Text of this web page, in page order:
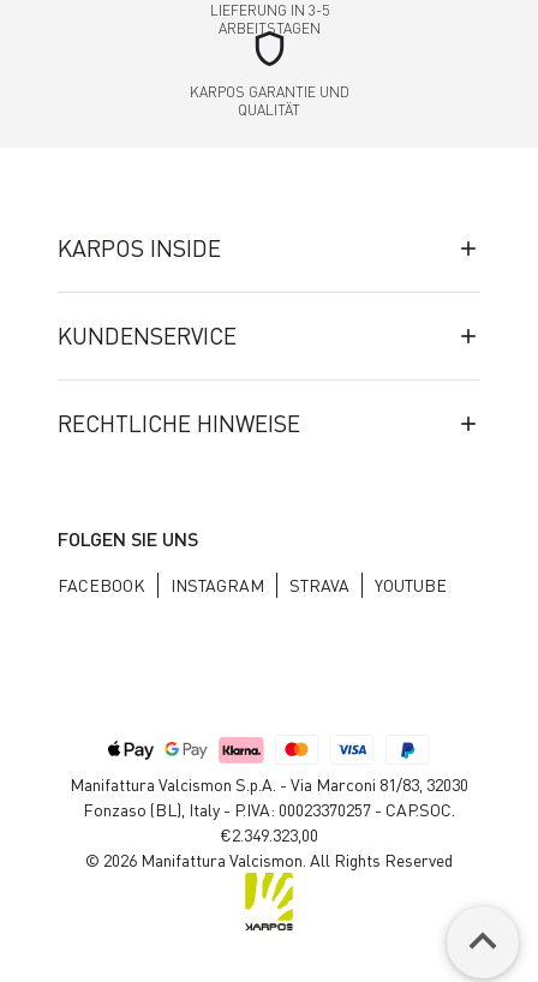
LIEFERUNG IN 3-5
ARBEITSTAGEN
shield
KARPOS GARANTIE UND
QUALITÄT
KARPOS INSIDE
KUNDENSERVICE
RECHTLICHE HINWEISE
FOLGEN SIE UNS
FACEBOOK INSTAGRAM STRAVA YOUTUBE
Manifattura Valcismon S.p.A. - Via Marconi 81/83, 32030
Fonzaso (BL), Italy - P.IVA: 00023370257 - CAP.SOC.
€2.349.323,00
© 2026 Manifattura Valcismon. All Rights Reserved
keyboard_arrow_up